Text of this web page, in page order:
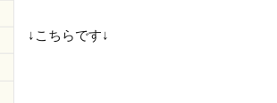
↓こちらです↓